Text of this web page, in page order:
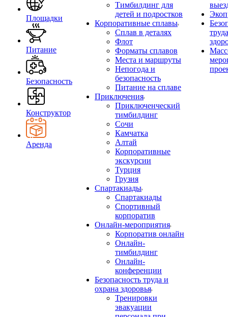
Площадки
Питание
Безопасность
Конструктор
Аренда
Тимбилдинг для
детей и подростков
Корпоративные сплавы
Сплав в деталях
Флот
Форматы сплавов
Места и маршруты
Непогода и
безопасность
Питание на сплаве
Приключения
Приключенческий
тимбилдинг
Сочи
Камчатка
Алтай
Корпоративные
экскурсии
Турция
Грузия
Спартакиады
Спартакиады
Спортивный
корпоратив
Онлайн-мероприятия
Корпоратив онлайн
Онлайн-
тимбилдинг
Онлайн-
конференции
Безопасность труда и
охрана здоровья
Тренировки
эвакуации